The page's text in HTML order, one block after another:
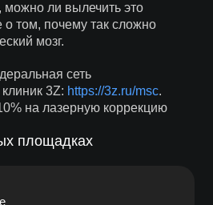
ли вылечить это
о том, почему так сложно
мозг.
сеть
3Z: https://3z.ru/msc.
на лазерную коррекцию
площадках